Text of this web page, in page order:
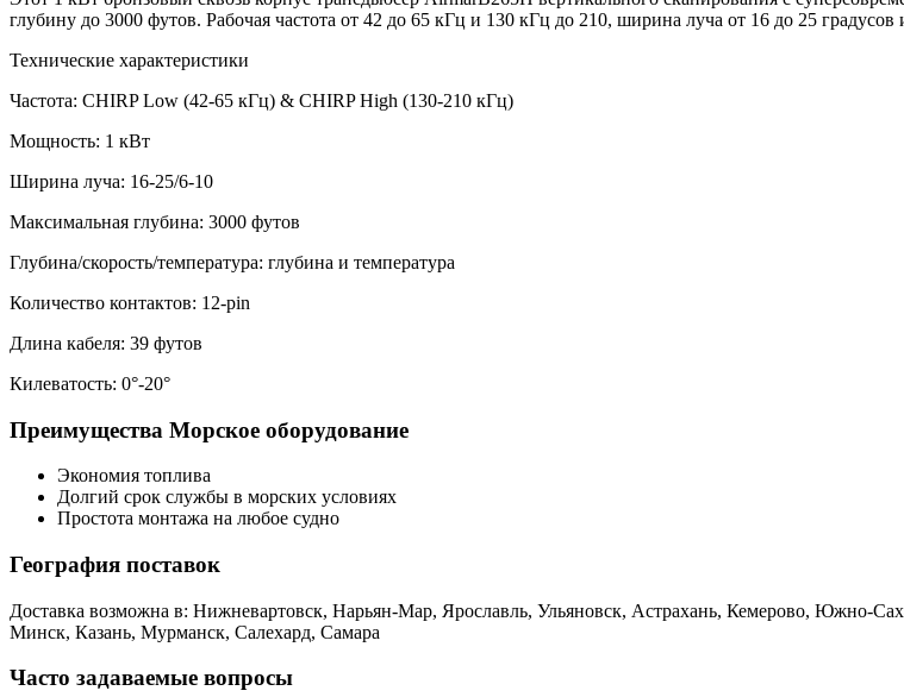
глубину до 3000 футов. Рабочая частота от 42 до 65 кГц и 130 кГц до 210, ширина луча от 16 до 25 градусов
Технические характеристики
Частота: CHIRP Low (42-65 кГц) & CHIRP High (130-210 кГц)
Мощность: 1 кВт
Ширина луча: 16-25/6-10
Максимальная глубина: 3000 футов
Глубина/скорость/температура: глубина и температура
Количество контактов: 12-pin
Длина кабеля: 39 футов
Килеватость: 0°-20°
Преимущества Морское оборудование
Экономия топлива
Долгий срок службы в морских условиях
Простота монтажа на любое судно
География поставок
Доставка возможна в: Нижневартовск, Нарьян-Мар, Ярославль, Ульяновск, Астрахань, Кемерово, Южно-
Минск, Казань, Мурманск, Салехард, Самара
Часто задаваемые вопросы